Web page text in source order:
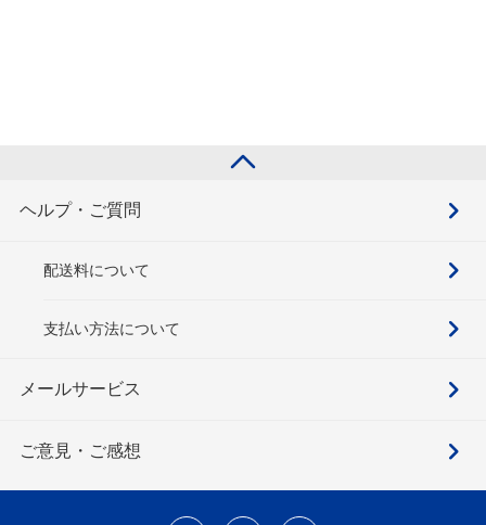
ヘルプ・ご質問
配送料について
支払い方法について
メールサービス
ご意見・ご感想